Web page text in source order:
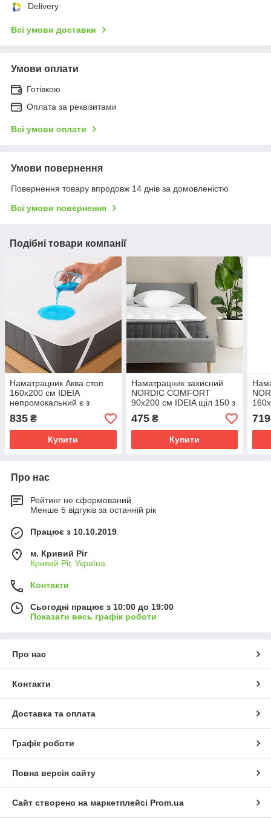
Delivery
Всі умови доставки
Умови оплати
Готівкою
Оплата за реквізитами
Всі умови оплати
Умови повернення
Повернення товару впродовж 14 днів за домовленістю
Всі умови повернення
Подібні товари компанії
Наматрацник Аква стоп
160х200 см IDEIA
непромокальний є з
гумками по кутах захисний
антиалергійний бавовна
835 ₴
Купити
Наматрацник захисний
NORDIC СOMFORT
90х200 см IDEIA щіл 150 з
еластичними стрічками по
кутах антиалергенний
білий
475₴
Купити
гр/
719
Про нас
Рейтинг не сформований
Менше 5 відгуків за останній рік
Працює з 10.10.2019
м. Кривий Ріг
Кривий Ріг, Україна
Контакти
Сьогодні працює з 10:00 до 19:00
Показати весь графік роботи
Про нас
Контакти
Доставка та оплата
Графік роботи
Повна версія сайту
Сайт створено на маркетплейсі Prom.ua